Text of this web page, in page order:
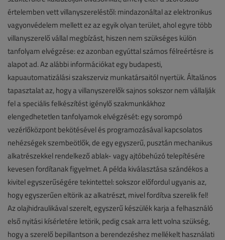
értelemben vett villanyszereléstől: mindazonáltal az elektronikus
vagyonvédelem mellett ez az egyik olyan terület, ahol egyre több
villanyszerelő vállal megbízást, hiszen nem szükséges külön
tanfolyam elvégzése: ez azonban egyúttal számos félreértésre is
alapot ad. Az alábbi információkat egy budapesti,
kapuautomatizálási szakszerviz munkatársaitól nyertük. Általános
tapasztalat az, hogy a villanyszerelők sajnos sokszor nem vállalják
fel a speciális felkészítést igénylő szakmunkákhoz
elengedhetetlen tanfolyamok elvégzését: egy sorompó
vezérlőközpont bekötésével és programozásával kapcsolatos
nehézségek szembeötlők, de egy egyszerű, pusztán mechanikus
alkatrészekkel rendelkező ablak- vagy ajtóbehúzó telepítésére
kevesen fordítanak figyelmet. A példa kiválasztása szándékos a
kivitel egyszerűségére tekintettel: sokszor előfordul ugyanis az,
hogy egyszerűen eltörik az alkatrészt, mivel fordítva szerelik fel!
Az olajhidraulikával szerelt, egyszerű készülék karja a felhasználó
első nyitási kísérletére letörik, pedig csak arra lett volna szükség,
hogy a szerelő bepillantson a berendezéshez mellékelt használati